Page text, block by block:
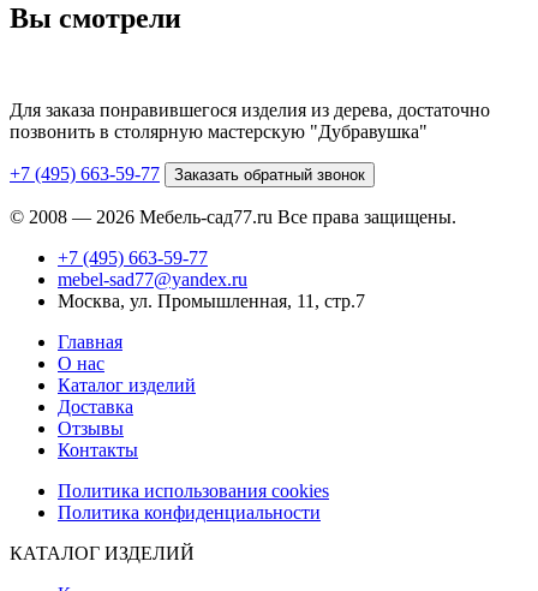
Вы смотрели
Для заказа понравившегося изделия из дерева, достаточно
позвонить в столярную мастерскую "Дубравушка"
+7 (495) 663-59-77 Заказать обратный звонок
© 2008 — 2026 Мебель-сад77.ru Все права защищены.
+7 (495) 663-59-77
mebel-sad77@yandex.ru
Москва, ул. Промышленная, 11, стр.7
Главная
О нас
Каталог изделий
Доставка
Отзывы
Контакты
Политика использования cookies
Политика конфиденциальности
КАТАЛОГ ИЗДЕЛИЙ